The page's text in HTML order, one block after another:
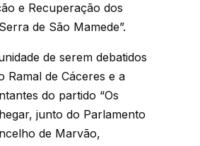
e Recuperação dos
de São Mamede”.
de serem debatidos
de Cáceres e a
do partido “Os
junto do Parlamento
de Marvão,